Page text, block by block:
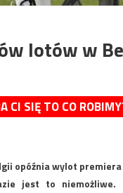
lotów w
CI SIĘ TO CO
opóźnia wylot
jest to niemożliwe.